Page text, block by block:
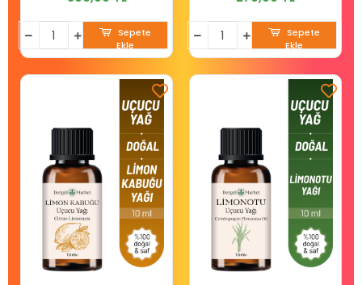
Sepete
Ekle
Sepete
Ekle